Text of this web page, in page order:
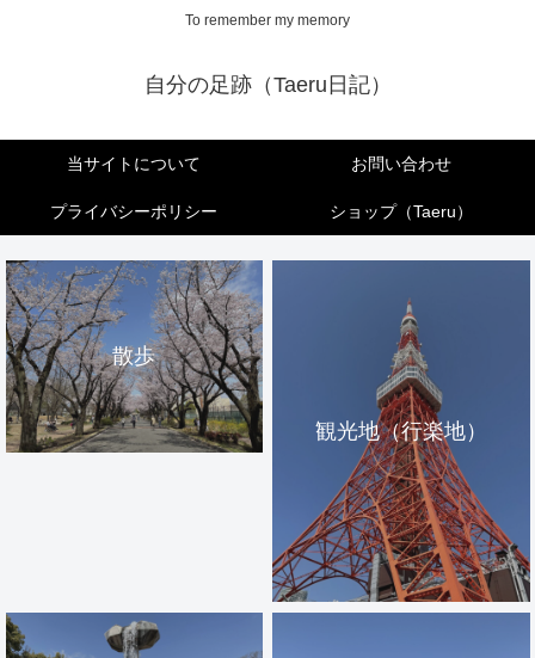
To remember my memory
自分の足跡（Taeru日記）
当サイトについて お問い合わせ
プライバシーポリシー ショップ（Taeru）
散歩
観光地（行楽地）